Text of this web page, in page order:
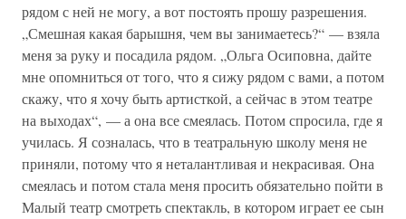
рядом с ней не могу, а вот постоять прошу разрешения.
„Смешная какая барышня, чем вы занимаетесь?“ — взяла
меня за руку и посадила рядом. „Ольга Осиповна, дайте
мне опомниться от того, что я сижу рядом с вами, а потом
скажу, что я хочу быть артисткой, а сейчас в этом театре
на выходах“, — а она все смеялась. Потом спросила, где я
училась. Я созналась, что в театральную школу меня не
приняли, потому что я неталантливая и некрасивая. Она
смеялась и потом стала меня просить обязательно пойти в
Малый театр смотреть спектакль, в котором играет ее сын